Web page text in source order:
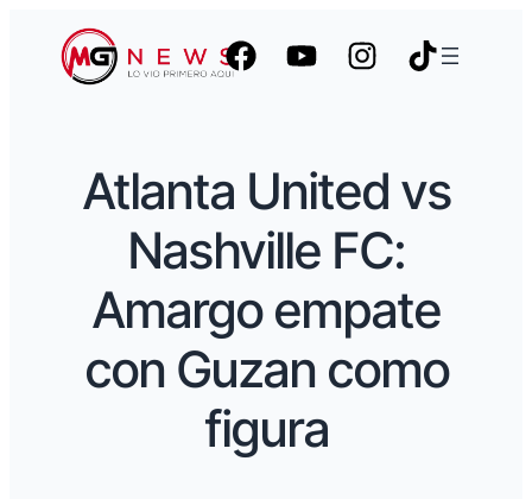
Atlanta United vs
Nashville FC:
Amargo empate
con Guzan como
figura